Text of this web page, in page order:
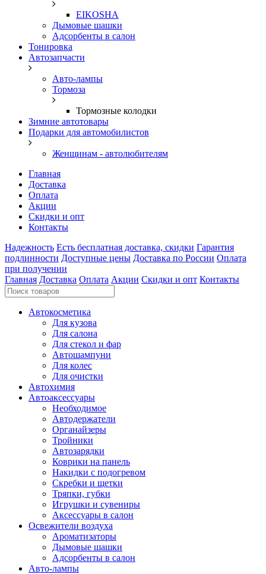
EIKOSHA
Дымовые шашки
Адсорбенты в салон
Тонировка
Автозапчасти
Авто-лампы
Тормоза
Тормозные колодки
Зимние автотовары
Подарки для автомобилистов
Женщинам - автолюбителям
Главная
Доставка
Оплата
Акции
Скидки и опт
Контакты
Надежность Есть бесплатная доставка, скидки Гарантия
подлинности Доступные цены Доставка по России Оплата
при получении
Главная Доставка Оплата Акции Скидки и опт Контакты
Автокосметика
Для кузова
Для салона
Для стекол и фар
Автошампуни
Для колес
Для очистки
Автохимия
Автоаксессуары
Необходимое
Автодержатели
Органайзеры
Тройники
Автозарядки
Коврики на панель
Накидки с подогревом
Скребки и щетки
Тряпки, губки
Игрушки и сувениры
Аксессуары в салон
Освежители воздуха
Ароматизаторы
Дымовые шашки
Адсорбенты в салон
Авто-лампы